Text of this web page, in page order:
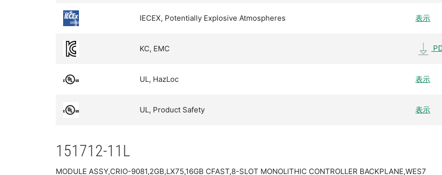
IECEX, Potentially Explosive Atmospheres 表示
KC, EMC
UL, HazLoc 表示
UL, Product Safety 表示
151712-11L
MODULE ASSY,CRIO-9081,2GB,LX75,16GB CFAST,8-SLOT MONOLITHIC CONTROLLER BACKPLANE,WES7